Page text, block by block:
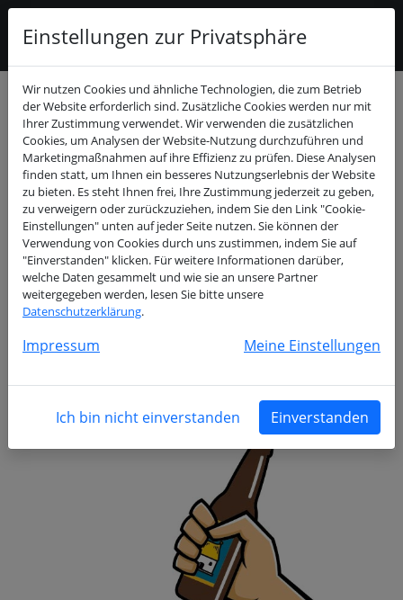
Buchungskalender
November
2024
>
Mo Di Mi Do Fr Sa
So
01
02
03
04
05 06 07 08 09
10
11
12 13 14 15 16
17
18
19 20 21 22 23
Freie Termine am Dienstag, 05.
November 2024
Einstellungen zur Privatsphäre
Wir nutzen Cookies und ähnliche Technologien, die zum Betrieb
der Website erforderlich sind. Zusätzliche Cookies werden nur mit
Ihrer Zustimmung verwendet. Wir verwenden die zusätzlichen
Cookies, um Analysen der Website-Nutzung durchzuführen und
Marketingmaßnahmen auf ihre Effizienz zu prüfen. Diese Analysen
finden statt, um Ihnen ein besseres Nutzungserlebnis der Website
zu bieten. Es steht Ihnen frei, Ihre Zustimmung jederzeit zu geben,
zu verweigern oder zurückzuziehen, indem Sie den Link "Cookie-
Einstellungen" unten auf jeder Seite nutzen. Sie können der
Verwendung von Cookies durch uns zustimmen, indem Sie auf
"Einverstanden" klicken. Für weitere Informationen darüber,
welche Daten gesammelt und wie sie an unsere Partner
weitergegeben werden, lesen Sie bitte unsere
Datenschutzerklärung.
Impressum Meine Einstellungen
Ich bin nicht einverstanden Einverstanden